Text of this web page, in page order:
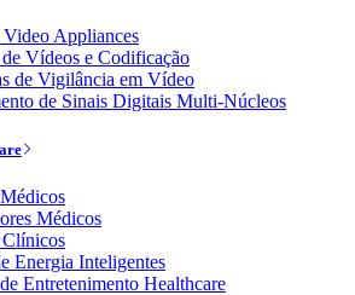
Appliances
Vídeos e Codificação
de Vigilância em Vídeo
de Sinais Digitais Multi-Núcleos
Médicos
Energia Inteligentes
Entretenimento Healthcare